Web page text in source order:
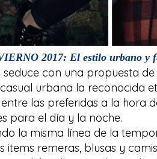
2017: El estilo urbano y
con una propuesta
urbana la reconocida
las preferidas a la hora
para el día y la noche.
la misma línea de la
items remeras, blusas y